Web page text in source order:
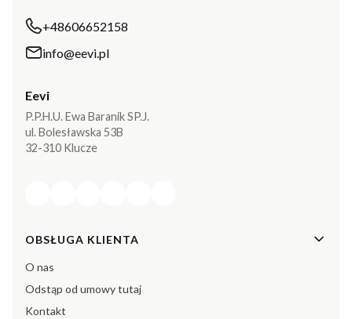
+48606652158
info@eevi.pl
Eevi
P.P.H.U. Ewa Baranik SP.J.
ul. Bolesławska 53B
32-310 Klucze
Linki w stopce
OBSŁUGA KLIENTA
O nas
Odstąp od umowy tutaj
Kontakt